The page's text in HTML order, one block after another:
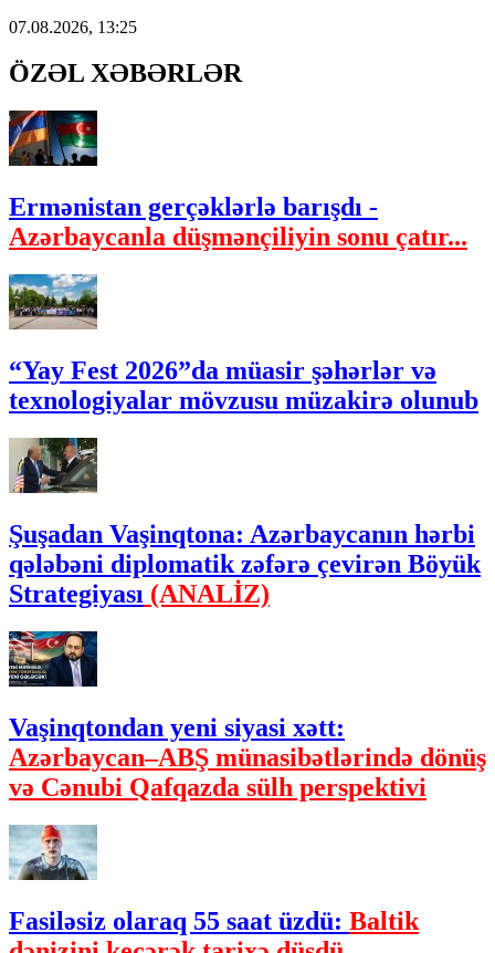
07.08.2026, 13:25
ÖZƏL XƏBƏRLƏR
Ermənistan gerçəklərlə barışdı -
Azərbaycanla düşmənçiliyin sonu çatır...
“Yay Fest 2026”da müasir şəhərlər və
texnologiyalar mövzusu müzakirə olunub
Şuşadan Vaşinqtona: Azərbaycanın hərbi
qələbəni diplomatik zəfərə çevirən Böyük
Strategiyası (ANALİZ)
Vaşinqtondan yeni siyasi xətt:
Azərbaycan–ABŞ münasibətlərində dönüş
və Cənubi Qafqazda sülh perspektivi
Fasiləsiz olaraq 55 saat üzdü: Baltik